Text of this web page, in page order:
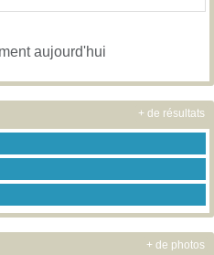
aujourd'hui
+ de résultats
+ de photos